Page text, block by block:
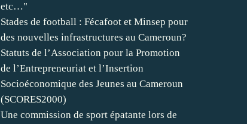
etc…"
Stades de football : Fécafoot et Minsep pour
des nouvelles infrastructures au Cameroun?
Statuts de l’Association pour la Promotion
de l’Entrepreneuriat et l’Insertion
Socioéconomique des Jeunes au Cameroun
(SCORES2000)
Une commission de sport épatante lors de